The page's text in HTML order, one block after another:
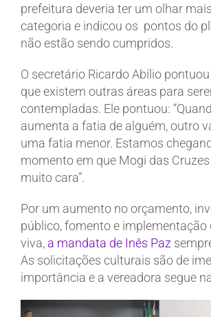
prefeitura deveria ter um olhar
categoria e indicou os pontos do
não estão sendo cumpridos.
O secretário Ricardo Abílio
que existem outras áreas para
contempladas. Ele pontuou:
aumenta a fatia de alguém, outro
uma fatia menor. Estamos
momento em que Mogi das
muito cara”.
Por um aumento no orçamento,
público, fomento e implementação
viva, a mandata de Inês Paz
As solicitações culturais são de
importância e a vereadora segue